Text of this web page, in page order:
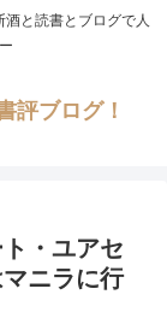
と読書とブログで人
評ブログ！
・ユアセ
ニラに行